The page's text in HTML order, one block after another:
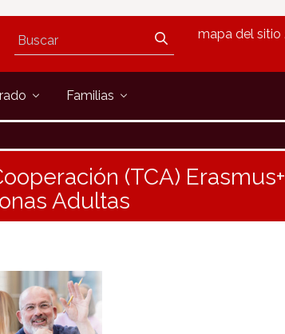
mapa del sitio
Familias
(TCA) Erasmus+
Adultas